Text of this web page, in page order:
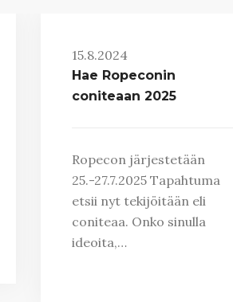
15.8.2024
Hae Ropeconin
coniteaan 2025
Ropecon järjestetään
25.-27.7.2025 Tapahtuma
etsii nyt tekijöitään eli
coniteaa. Onko sinulla
ideoita,…